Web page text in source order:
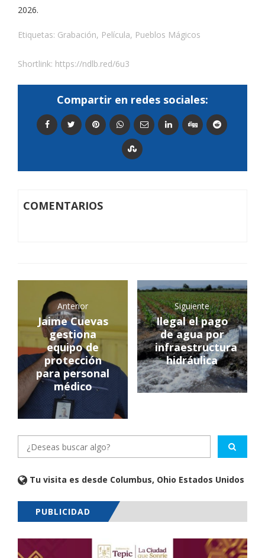
2026.
Etiquetas: Grabación, Película, Pueblos Mágicos
Shortlink: https://ndlb.red/6u3
Compartir en redes sociales:
COMENTARIOS
Anterior
Jaime Cuevas
gestiona
equipo de
protección
para personal
médico
Siguiente
Ilegal el pago
de agua por
infraestructura
hidráulica
Tu visita es desde Columbus, Ohio Estados Unidos
PUBLICIDAD